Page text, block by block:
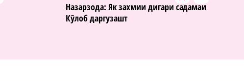
Назарзода: Як захмии дигари садамаи
Кӯлоб даргузашт